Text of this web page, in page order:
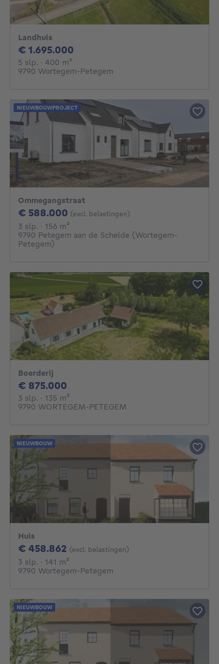
Landhuis
€ 1.695.000
5 slp. 5 slaapkamers
· 400 m²
9790 Wortegem-Petegem
Ommegangstraat
€ 588.000 588000€
(excl. belastingen)
3 slp. 3 slaapkamers
· 156 m²
9790 Petegem aan de Schelde (Wortegem-
Petegem)
NIEUWBOUWPROJECT
Boerderij
€ 875.000
3 slp. 3 slaapkamers
· 135 m²
9790 WORTEGEM-PETEGEM
Huis
€ 458.862 458862€
(excl. belastingen)
3 slp. 3 slaapkamers
· 141 m²
9790 Wortegem-Petegem
NIEUWBOUW
NIEUWBOUW